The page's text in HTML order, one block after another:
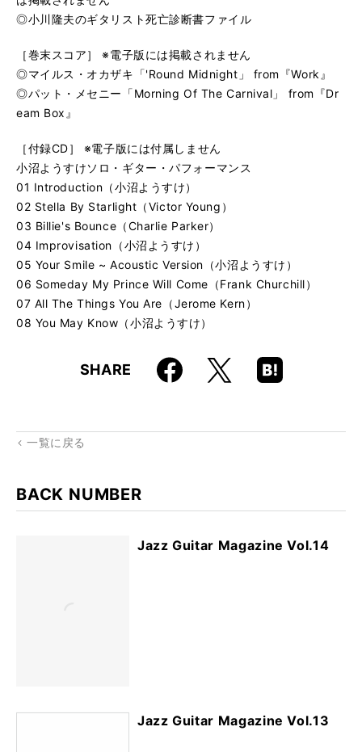
◎小川隆夫のギタリスト死亡診断書ファイル
［巻末スコア］ ※電子版には掲載されません
◎マイルス・オカザキ「'Round Midnight」 from『Work』
◎パット・メセニー「Morning Of The Carnival」 from『Dr
eam Box』
［付録CD］ ※電子版には付属しません
小沼ようすけソロ・ギター・パフォーマンス
01 Introduction（小沼ようすけ）
02 Stella By Starlight（Victor Young）
03 Billie's Bounce（Charlie Parker）
04 Improvisation（小沼ようすけ）
05 Your Smile ~ Acoustic Version（小沼ようすけ）
06 Someday My Prince Will Come（Frank Churchill）
07 All The Things You Are（Jerome Kern）
08 You May Know（小沼ようすけ）
SHARE Faceboo
k
X
Hatena
Boo
一覧に戻る
BACK NUMBER
Jazz Guitar Magazine Vol.14
Jazz Guitar Magazine Vol.13